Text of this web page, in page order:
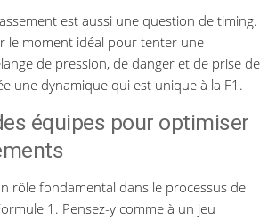
est aussi une question de timing.
le moment idéal pour tenter une
de pression, de danger et de prise de
une dynamique qui est unique à la F1.
équipes pour optimiser
rôle fondamental dans le processus de
1. Pensez-y comme à un jeu